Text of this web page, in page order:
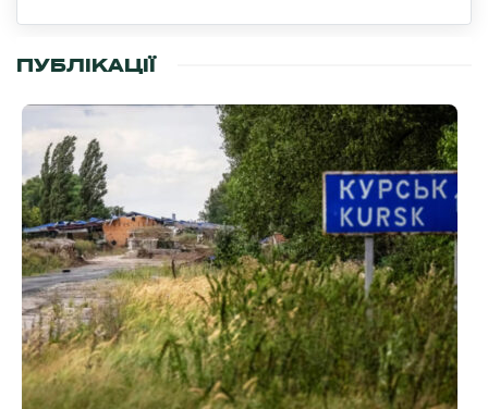
ПУБЛІКАЦІЇ